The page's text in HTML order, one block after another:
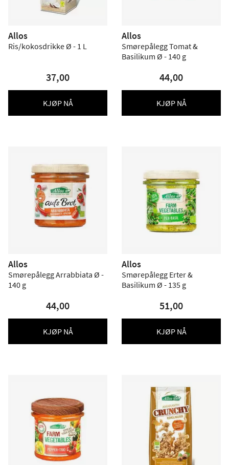
Allos
Ris/kokosdrikke Ø - 1 L
37,00
KJØP NÅ
Allos
Smørepålegg Tomat &
Basilikum Ø - 140 g
44,00
KJØP NÅ
Allos
Smørepålegg Arrabbiata Ø -
140 g
44,00
KJØP NÅ
Allos
Smørepålegg Erter &
Basilikum Ø - 135 g
51,00
KJØP NÅ